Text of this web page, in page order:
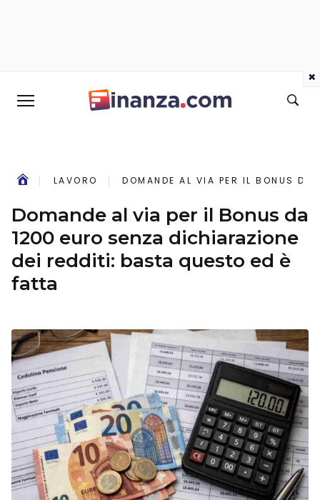
LAVORO DOMANDE AL VIA PER IL BONUS
Domande al via per il Bonus da
1200 euro senza dichiarazione
dei redditi: basta questo ed è
fatta
×